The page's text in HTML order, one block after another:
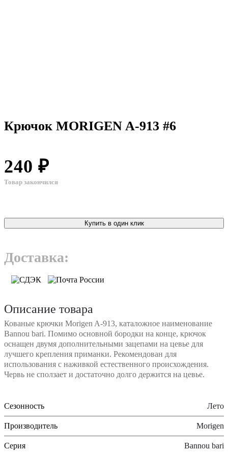
Крючок MORIGEN A-913 #6
240 ₽
Товар закончился
Купить в один клик
Доставка:
Описание товара
Кованые крючки Morigen A-913, каталожное наименование
Bannou bari. Помимо основной бородки на конце, крючок
оснащен двумя дополнительными зацепами на цевье для
лучшего крепления приманки. Рекомендован для
использования с наживкой естественного происхождения.
Червь не сползает и достаточно долго держится на цевье.
Сезонность Лето
Производитель Morigen
Серия Bannou bari